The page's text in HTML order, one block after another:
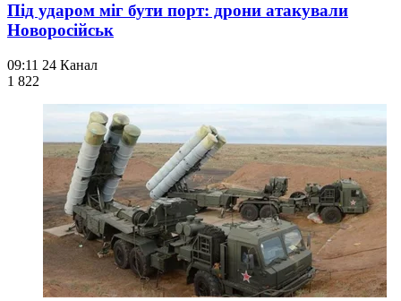
Під ударом міг бути порт: дрони атакували
Новоросійськ
09:11 24 Канал
1 822